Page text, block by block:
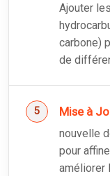
Ajouter
carbone)
de
Mise à
nouvelle
pour
améliorer